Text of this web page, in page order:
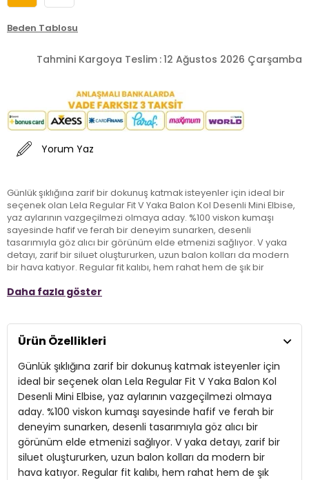
Beden Tablosu
Tahmini Kargoya Teslim :12 Ağustos 2026 Çarşamba
Yorum Yaz
Günlük şıklığına zarif bir dokunuş katmak isteyenler için ideal bir
seçenek olan Lela Regular Fit V Yaka Balon Kol Desenli Mini Elbise,
yaz aylarının vazgeçilmezi olmaya aday. %100 viskon kumaşı
sayesinde hafif ve ferah bir deneyim sunarken, desenli
tasarımıyla göz alıcı bir görünüm elde etmenizi sağlıyor. V yaka
detayı, zarif bir siluet oluştururken, uzun balon kolları da modern
bir hava katıyor. Regular fit kalıbı, hem rahat hem de şık bir
buluşmalarında rahatlıkla tercih edebileceğiniz bir parça. Bu yaz,
Model:Elbise
Giyim Tarzı:Günlük/Casual
Desen: Desenli
Mevsim:Yazlık
Materyal:%100 Viskon
Yaka Tipi: V Yaka
Daha fazla göster
Ürün Özellikleri
Günlük şıklığına zarif bir dokunuş katmak isteyenler için
ideal bir seçenek olan Lela Regular Fit V Yaka Balon Kol
Desenli Mini Elbise, yaz aylarının vazgeçilmezi olmaya
aday. %100 viskon kumaşı sayesinde hafif ve ferah bir
deneyim sunarken, desenli tasarımıyla göz alıcı bir
görünüm elde etmenizi sağlıyor. V yaka detayı, zarif bir
siluet oluştururken, uzun balon kolları da modern bir
hava katıyor. Regular fit kalıbı, hem rahat hem de şık